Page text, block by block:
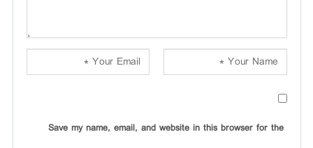
Save my name, email, and website in this browser for the